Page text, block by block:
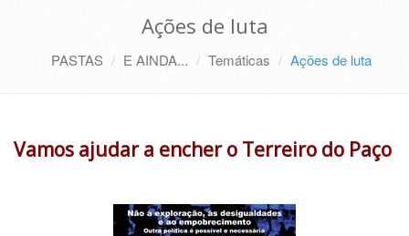
Ações de luta
PASTAS E AINDA... Temáticas Ações de luta
Vamos ajudar a encher o Terreiro do Paço